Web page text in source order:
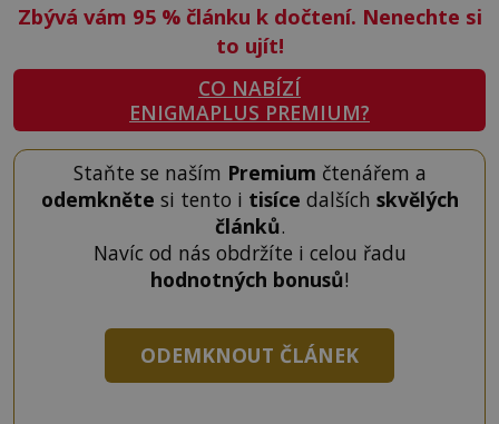
Zbývá vám 95 %článku k dočtení. Nenechte si
to ujít!
CO NABÍZÍ
ENIGMAPLUS PREMIUM?
Staňte se naším Premium čtenářem a
odemkněte si tento i tisíce dalších skvělých
článků.
Navíc od nás obdržíte i celou řadu
hodnotných bonusů!
ODEMKNOUT ČLÁNEK